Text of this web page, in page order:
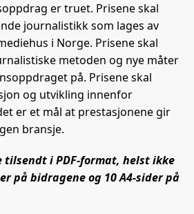
er truet. Prisene skal
journalistikk som lages av
i Norge. Prisene skal
metoden og nye måter
på. Prisene skal
og utvikling innenfor
er et mål at prestasjonene gir
bransje.
tilsendt i PDF-format, helst ikke
på bidragene og 10 A4-sider på